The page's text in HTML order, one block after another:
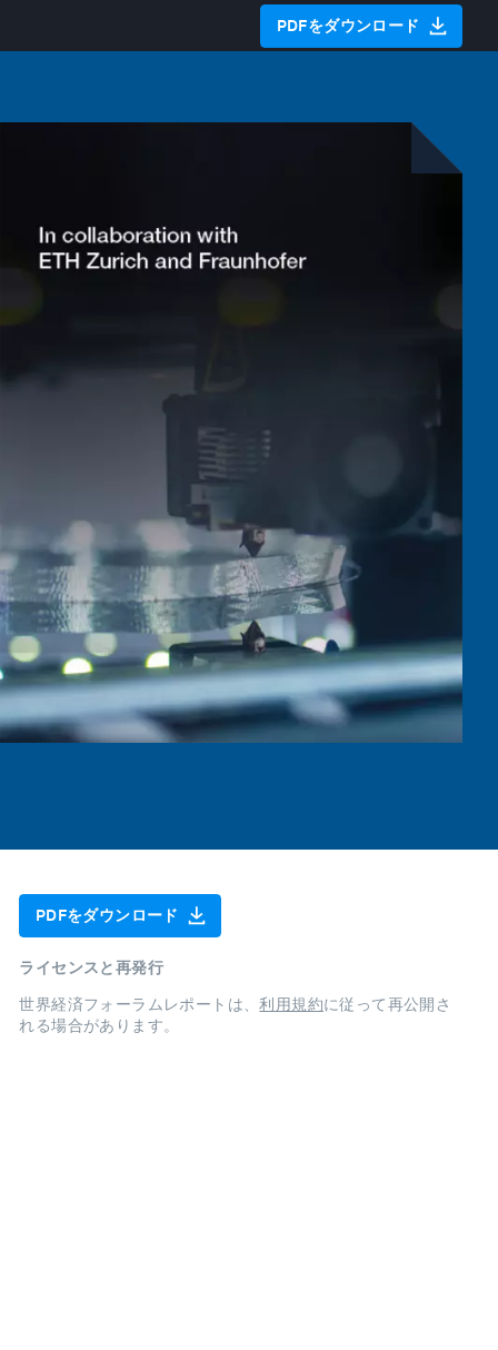
PDFをダウンロード
PDFをダウンロード
ライセンスと再発行
世界経済フォーラムレポートは、利用規約に従って再公開さ
れる場合があります。